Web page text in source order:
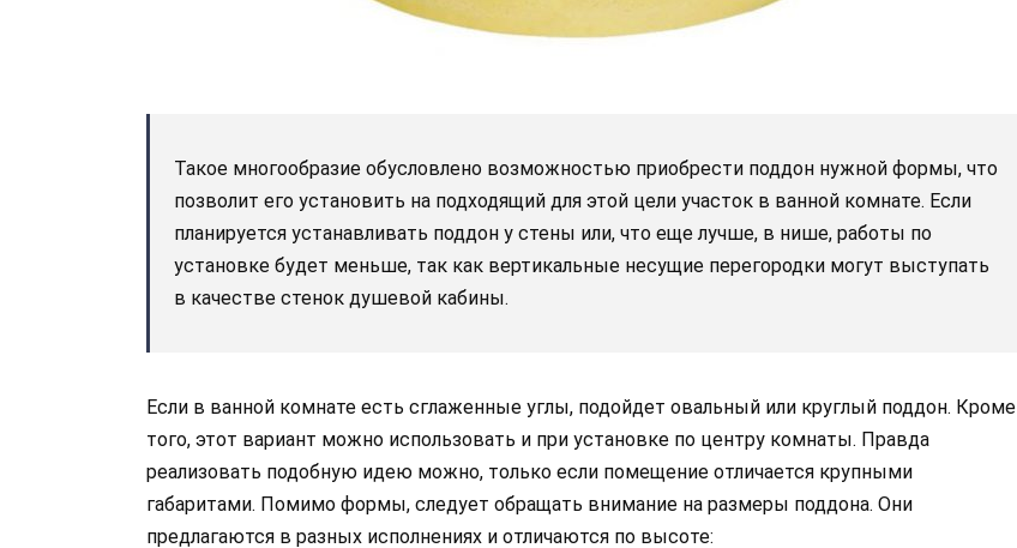
Такое многообразие обусловлено возможностью приобрести поддон нужной формы, что
позволит его установить на подходящий для этой цели участок в ванной комнате. Если
планируется устанавливать поддон у стены или, что еще лучше, в нише, работы по
установке будет меньше, так как вертикальные несущие перегородки могут выступать
в качестве стенок душевой кабины.
Если в ванной комнате есть сглаженные углы, подойдет овальный или круглый поддон. Кроме
того, этот вариант можно использовать и при установке по центру комнаты. Правда
реализовать подобную идею можно, только если помещение отличается крупными
габаритами. Помимо формы, следует обращать внимание на размеры поддона. Они
предлагаются в разных исполнениях и отличаются по высоте: